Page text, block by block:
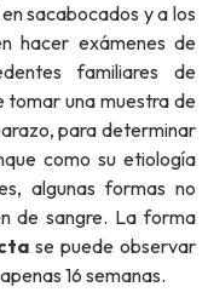
sacabocados y a los
hacer exámenes de
familiares de
tomar una muestra de
para determinar
como su etiología
algunas formas no
de sangre. La forma
se puede observar
16 semanas.